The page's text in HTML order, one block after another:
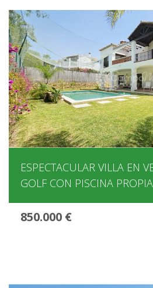
ESPECTACULAR VILLA EN
GOLF CON PISCINA
850.000 €